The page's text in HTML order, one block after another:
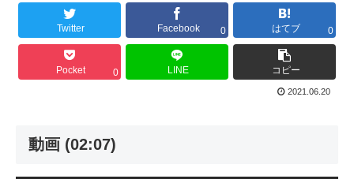
Twitter Facebook 0 はてブ 0
Pocket 0 LINE コピー
2021.06.20
動画 (02:07)